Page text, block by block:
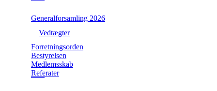
Generalforsamling 2026
Vedtægter
Forretningsorden
Bestyrelsen
Medlemsskab
Referater